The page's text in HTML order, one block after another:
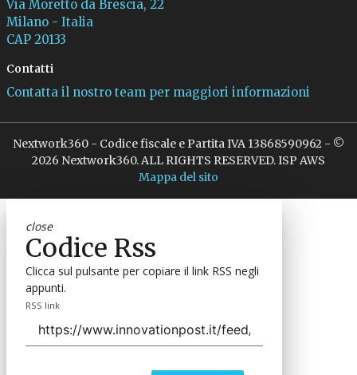
Via Moretto da Brescia, 22
Milano - Italia
CAP 20133
Contatti
Contatta il nostro team per maggiori informazioni
Nextwork360 - Codice fiscale e Partita IVA 13868590962 - ©
2026 Nextwork360. ALL RIGHTS RESERVED. ISP AWS
Mappa del sito
close
Codice Rss
Clicca sul pulsante per copiare il link RSS negli
appunti.
RSS link